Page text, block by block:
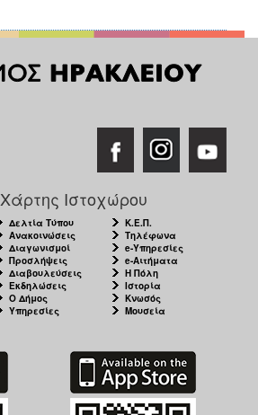
Χάρτης Ιστοχώρου
Δελτία Τύπου
Ανακοινώσεις
Διαγωνισμοί
Προσλήψεις
Διαβουλεύσεις
Εκδηλώσεις
Ο Δήμος
Υπηρεσίες
Κ.Ε.Π.
Τηλέφωνα
e-Υπηρεσίες
e-Αιτήματα
Η Πόλη
Ιστορία
Κνωσός
Μουσεία